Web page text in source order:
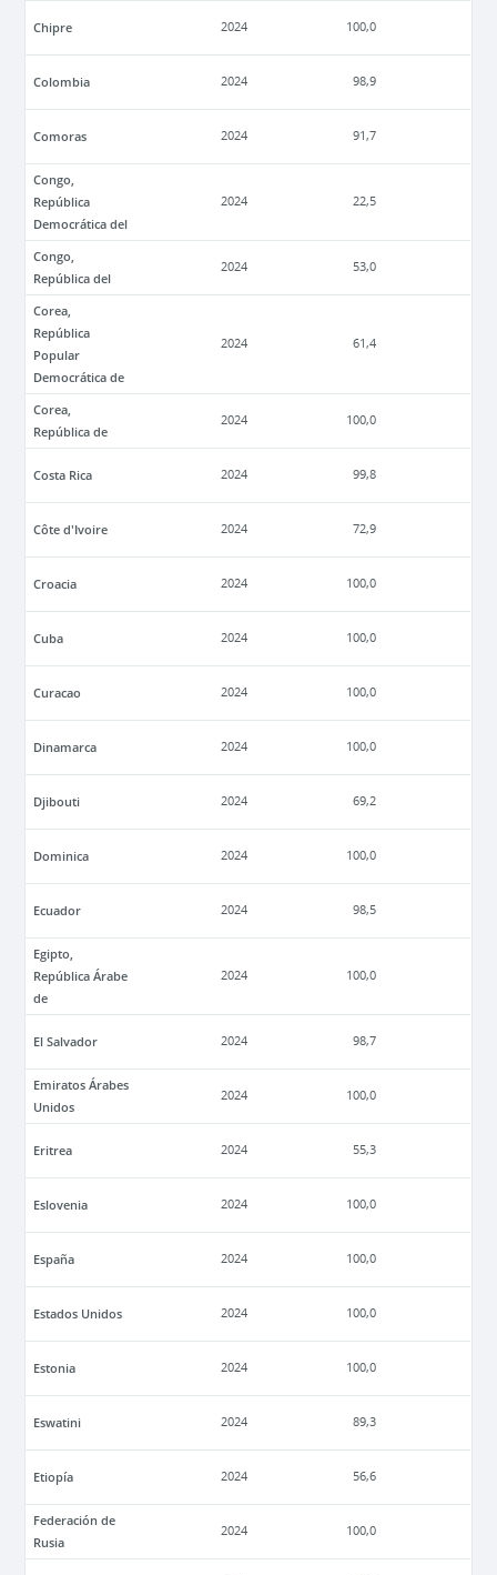
Chipre 2024 100,0
Colombia 2024 98,9
Comoras 2024 91,7
Congo,
República
Democrática del
2024 22,5
Congo,
República del
2024 53,0
Corea,
República
Popular
Democrática de
2024 61,4
Corea,
República de
2024 100,0
Costa Rica 2024 99,8
Côte d'Ivoire 2024 72,9
Croacia 2024 100,0
Cuba 2024 100,0
Curacao 2024 100,0
Dinamarca 2024 100,0
Djibouti 2024 69,2
Dominica 2024 100,0
Ecuador 2024 98,5
Egipto,
República Árabe
de
2024 100,0
El Salvador 2024 98,7
Emiratos Árabes
Unidos
2024 100,0
Eritrea 2024 55,3
Eslovenia 2024 100,0
España 2024 100,0
Estados Unidos 2024 100,0
Estonia 2024 100,0
Eswatini 2024 89,3
Etiopía 2024 56,6
Federación de
Rusia
2024 100,0